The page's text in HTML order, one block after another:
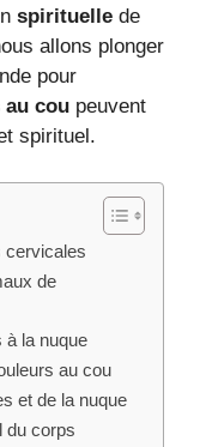
spirituelle de
allons plonger
pour
cou peuvent
spirituel.
cervicales
de
à la nuque
au cou
et de la nuque
du corps